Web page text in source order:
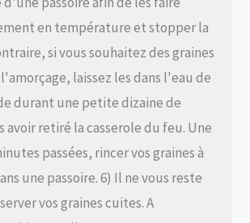
en température et stopper la
si vous souhaitez des graines
laissez les dans l'eau de
durant une petite dizaine de
avoir retiré la casserole du feu. Une
passées, rincer vos graines à
une passoire. 6) Il ne vous reste
vos graines cuites. A